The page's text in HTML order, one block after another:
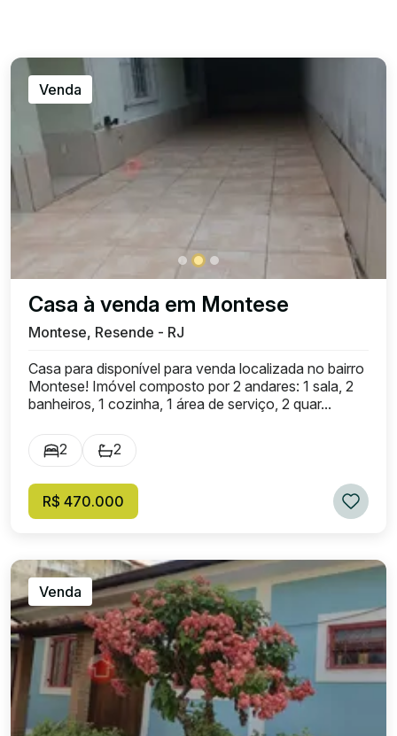
Venda
Casa à venda em Montese
Montese, Resende - RJ
Casa para disponível para venda localizada no bairro
Montese! Imóvel composto por 2 andares: 1 sala, 2
banheiros, 1 cozinha, 1 área de serviço, 2 quar...
2 2
R$ 470.000
Venda